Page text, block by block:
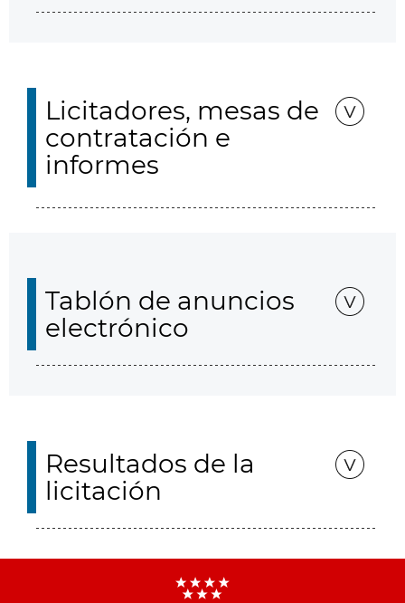
Licitadores, mesas de
contratación e
informes
Tablón de anuncios
electrónico
Resultados de la
licitación